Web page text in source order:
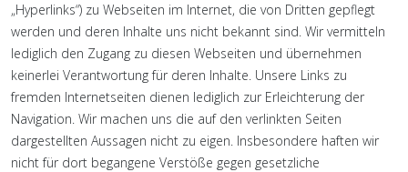
„Hyperlinks“) zu Webseiten im Internet, die von Dritten gepflegt
werden und deren Inhalte uns nicht bekannt sind. Wir vermitteln
lediglich den Zugang zu diesen Webseiten und übernehmen
keinerlei Verantwortung für deren Inhalte. Unsere Links zu
fremden Internetseiten dienen lediglich zur Erleichterung der
Navigation. Wir machen uns die auf den verlinkten Seiten
dargestellten Aussagen nicht zu eigen. Insbesondere haften wir
nicht für dort begangene Verstöße gegen gesetzliche